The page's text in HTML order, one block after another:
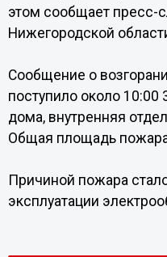
этом сообщает
Нижегородской
Сообщение о
поступило около 10:00
дома, внутренняя
Общая площадь
Причиной пожара
эксплуатации